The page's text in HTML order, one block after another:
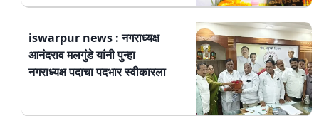
iswarpur news : नगराध्यक्ष
आनंदराव मलगुंडे यांनी पुन्हा
नगराध्यक्ष पदाचा पदभार स्वीकारला